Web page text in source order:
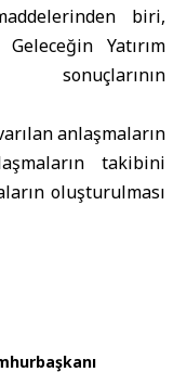
biri,
Yatırım
sonuçlarının
anlaşmaların
takibini
oluşturulması